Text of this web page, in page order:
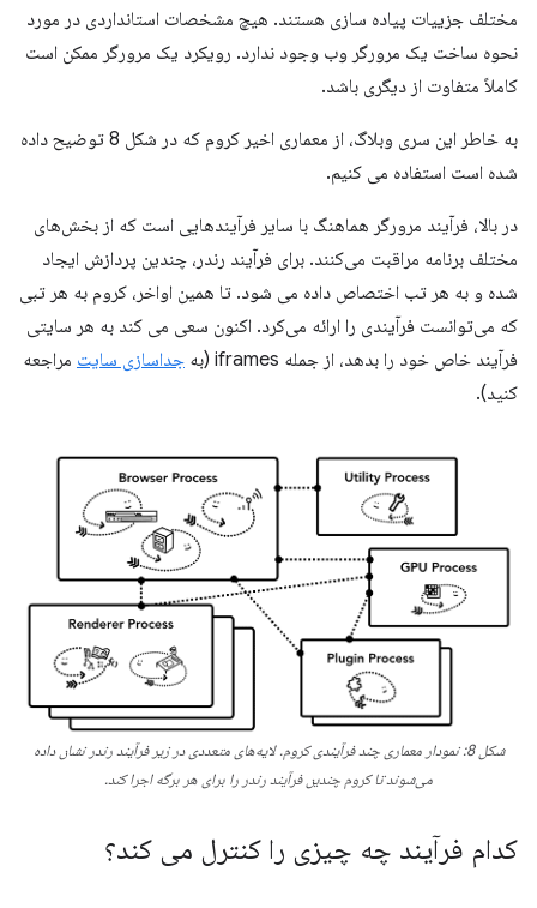
مختلف جزییات پیاده سازی هستند. هیچ مشخصات استانداردی در مورد
نحوه ساخت یک مرورگر وب وجود ندارد. رویکرد یک مرورگر ممکن است
کاملاً متفاوت از دیگری باشد.
به خاطر این سری وبلاگ، از معماری اخیر کروم که در شکل 8 توضیح داده
شده است استفاده می کنیم.
در بالا، فرآیند مرورگر هماهنگ با سایر فرآیندهایی است که از بخش‌های
مختلف برنامه مراقبت می‌کنند. برای فرآیند رندر، چندین پردازش ایجاد
شده و به هر تب اختصاص داده می شود. تا همین اواخر، کروم به هر تبی
که می‌توانست فرآیندی را ارائه می‌کرد. اکنون سعی می کند به هر سایتی
فرآیند خاص خود را بدهد، از جمله iframes (به
جداسازی سایت مراجعه
کنید).
شکل 8: نمودار معماری چند فرآیندی کروم. لایه‌های متعددی در زیر فرآیند رندر نشان داده
می‌شوند تا کروم چندین فرآیند رندر را برای هر برگه اجرا کند.
کدام فرآیند چه چیزی را کنترل می کند؟